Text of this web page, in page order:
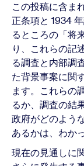
この投稿に含ま
正条項と 1934
るところの「将
り、これらの記
る調査と内部調
た背景事案に関
ます。これらの
るか、調査の結
政府がどのよう
あるかは、わか
現在の見通しに